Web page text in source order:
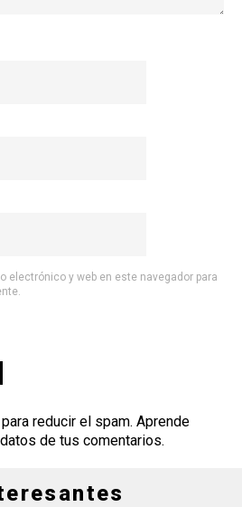
electrónico y web en este navegador para
reducir el spam. Aprende
de tus comentarios.